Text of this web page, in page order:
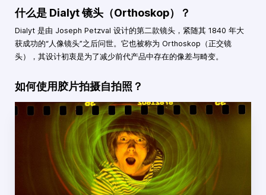
什么是 Dialyt 镜头（Orthoskop）？
Dialyt 是由 Joseph Petzval 设计的第二款镜头，紧随其 1840 年大
获成功的“人像镜头”之后问世。它也被称为 Orthoskop（正交镜
头），其设计初衷是为了减少前代产品中存在的像差与畸变。
如何使用胶片拍摄自拍照？